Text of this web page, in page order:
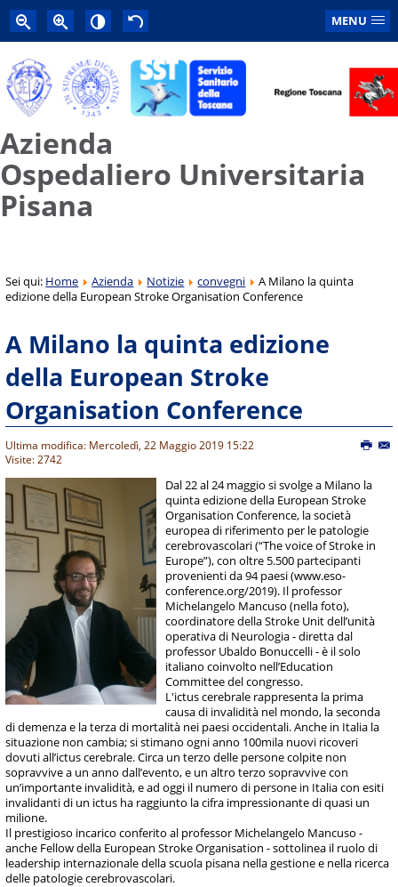
MENU
Azienda
Ospedaliero Universitaria
Pisana
Sei qui: Home Azienda Notizie convegni
A Milano la quinta
edizione della European Stroke Organisation Conference
A Milano la quinta edizione
della European Stroke
Organisation Conference
Ultima modifica: Mercoledì, 22 Maggio 2019 15:22
Visite: 2742
Dal 22 al 24 maggio si svolge a Milano la
quinta edizione della European Stroke
Organisation Conference, la società
europea di riferimento per le patologie
cerebrovascolari (“The voice of Stroke in
Europe”), con oltre 5.500 partecipanti
provenienti da 94 paesi (www.eso-
conference.org/2019). Il professor
Michelangelo Mancuso (nella foto),
coordinatore della Stroke Unit dell’unità
operativa di Neurologia - diretta dal
professor Ubaldo Bonuccelli - è il solo
italiano coinvolto nell’Education
Committee del congresso.
L'ictus cerebrale rappresenta la prima
causa di invalidità nel mondo, la seconda
di demenza e la terza di mortalità nei paesi occidentali. Anche in Italia la
situazione non cambia; si stimano ogni anno 100mila nuovi ricoveri
dovuti all’ictus cerebrale. Circa un terzo delle persone colpite non
sopravvive a un anno dall’evento, e un altro terzo sopravvive con
un’importante invalidità, e ad oggi il numero di persone in Italia con esiti
invalidanti di un ictus ha raggiunto la cifra impressionante di quasi un
milione.
Il prestigioso incarico conferito al professor Michelangelo Mancuso -
anche Fellow della European Stroke Organisation - sottolinea il ruolo di
leadership internazionale della scuola pisana nella gestione e nella ricerca
delle patologie cerebrovascolari.